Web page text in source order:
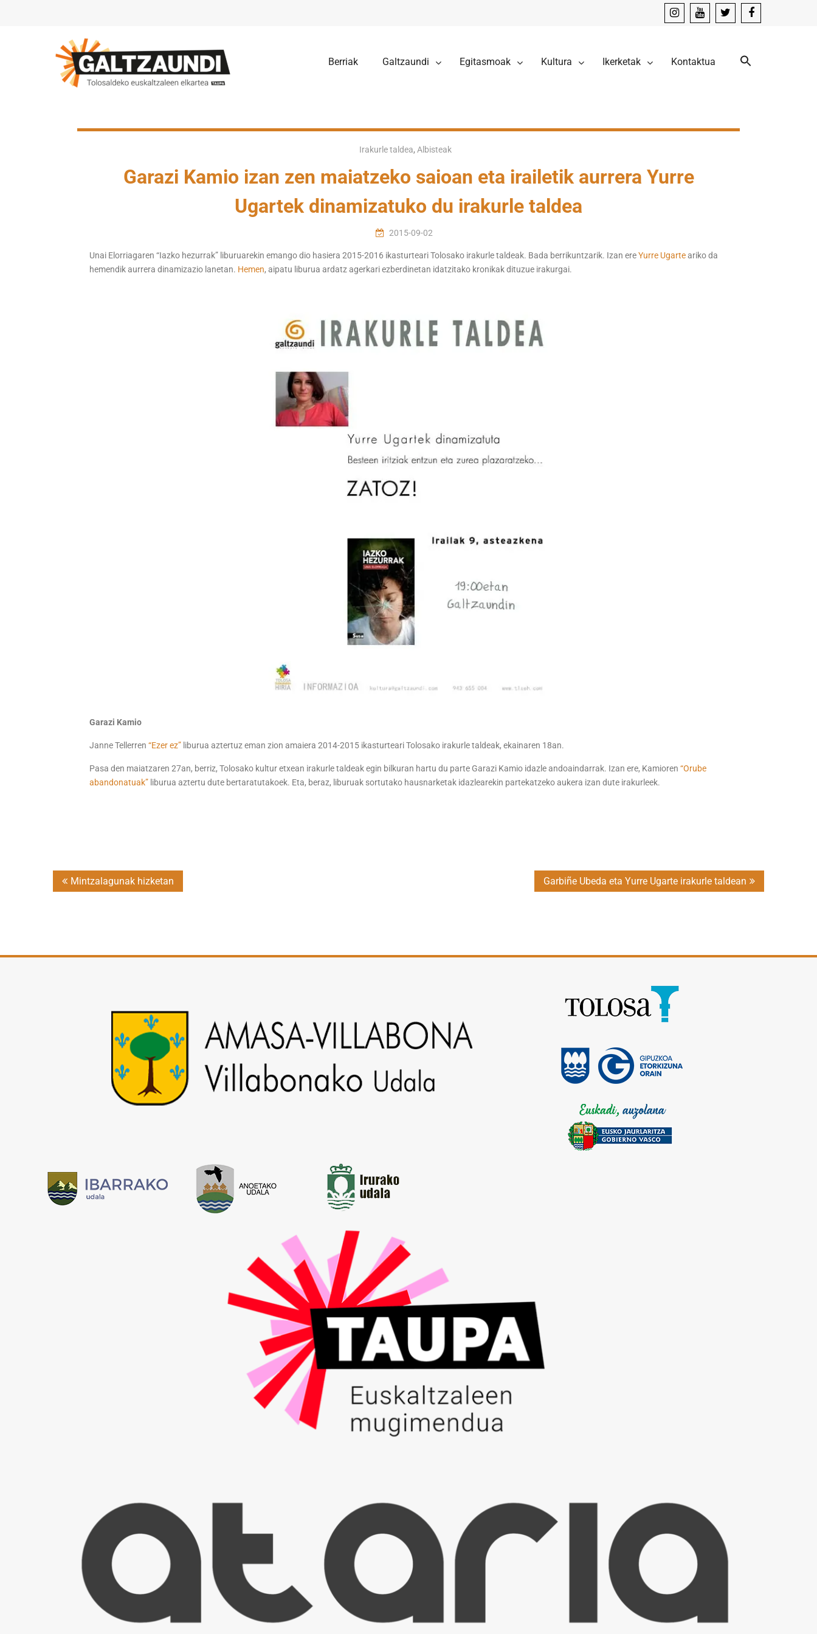
Berriak Galtzaundi Egitasmoak Kultura Ikerketak Kontaktua
Irakurle taldea, Albisteak
Garazi Kamio izan zen maiatzeko saioan eta irailetik aurrera Yurre
Ugartek dinamizatuko du irakurle taldea
2015-09-02
Unai Elorriagaren “Iazko hezurrak” liburuarekin emango dio hasiera 2015-2016 ikasturteari Tolosako irakurle taldeak. Bada berrikuntzarik. Izan ereYurre Ugarteariko da
hemendik aurrera dinamizazio lanetan. Hemen, aipatu liburua ardatz agerkari ezberdinetan idatzitako kronikak dituzue irakurgai.
Garazi Kamio
Janne Tellerren “Ezer ez” liburua aztertuz eman zion amaiera 2014-2015 ikasturteari Tolosako irakurle taldeak, ekainaren 18an.
Pasa den maiatzaren 27an, berriz, Tolosako kultur etxean irakurle taldeak egin bilkuran hartu du parte Garazi Kamio idazle andoaindarrak. Izan ere, Kamioren “Orube
abandonatuak” liburua aztertu dute bertaratutakoek. Eta, beraz, liburuak sortutako hausnarketak idazlearekin partekatzeko aukera izan dute irakurleek.
Post
navigation
Mintzalagunak hizketan Garbiñe Ubeda eta Yurre Ugarte irakurle taldean